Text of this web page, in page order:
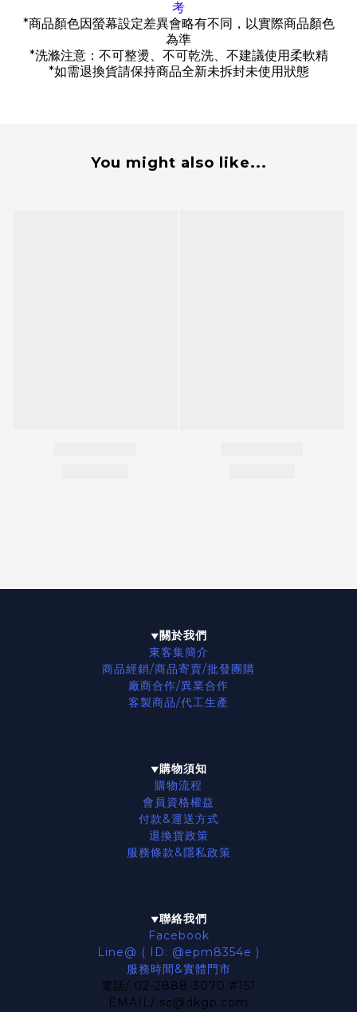
考
*商品顏色因螢幕設定差異會略有不同，以實際商品顏色
為準
*洗滌注意：不可整燙、不可乾洗、不建議使用柔軟精
*如需退換貨請保持商品全新未拆封未使用狀態
You might also like...
▼關於我們
東客集簡介
商品經銷/商品寄賣/批發團購
廠商合作/異業合作
客製商品/代工生產
▼購物須知
購物流程
會員資格權益
付款&運送方式
退換貨政策
服務條款&隱私政策
▼聯絡我們
Facebook
Line@ ( ID: @epm8354e )
服務時間&實體門市
電話/ 02-2888-3070 #151
EMAIL/ sc@dkgp.com